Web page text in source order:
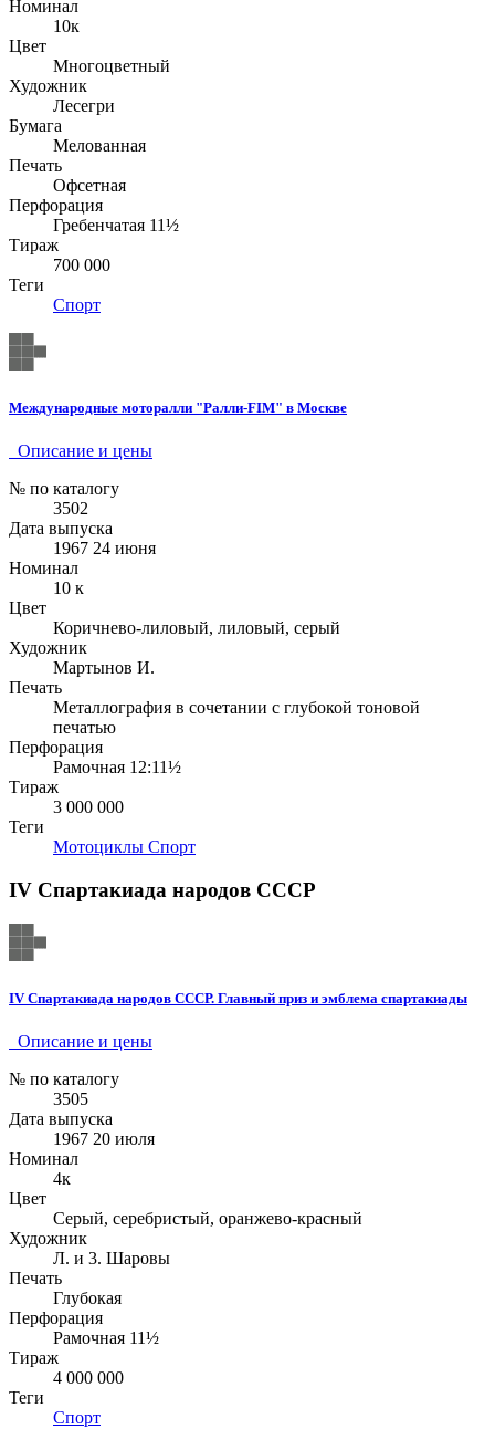
Номинал
10к
Цвет
Многоцветный
Художник
Лесегри
Бумага
Мелованная
Печать
Офсетная
Перфорация
Гребенчатая 11½
Тираж
700 000
Теги
Спорт
Международные моторалли "Ралли-FIM" в Москве
Описание и цены
№ по каталогу
3502
Дата выпуска
1967 24 июня
Номинал
10 к
Цвет
Коричнево-лиловый, лиловый, серый
Художник
Мартынов И.
Печать
Металлография в сочетании с глубокой тоновой
печатью
Перфорация
Рамочная 12:11½
Тираж
3 000 000
Теги
Мотоциклы Спорт
IV Спартакиада народов СССР
IV Спартакиада народов СССР. Главный приз и эмблема спартакиады
Описание и цены
№ по каталогу
3505
Дата выпуска
1967 20 июля
Номинал
4к
Цвет
Серый, серебристый, оранжево-красный
Художник
Л. и 3. Шаровы
Печать
Глубокая
Перфорация
Рамочная 11½
Тираж
4 000 000
Теги
Спорт